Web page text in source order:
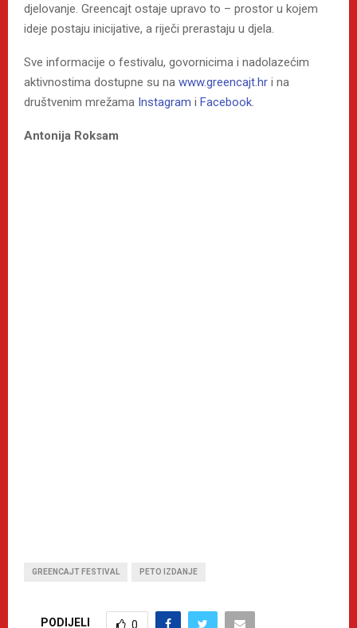
djelovanje. Greencajt ostaje upravo to – prostor u kojem
ideje postaju inicijative, a riječi prerastaju u djela.
Sve informacije o festivalu, govornicima i nadolazećim
aktivnostima dostupne su na www.greencajt.hr i na
društvenim mrežama Instagram i Facebook.
Antonija Roksam
GREENCAJT FESTIVAL PETO IZDANJE
PODIJELI 0